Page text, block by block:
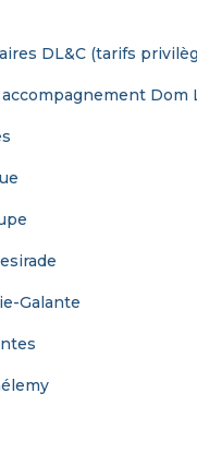
DL&C (tarifs
Dom
Galante